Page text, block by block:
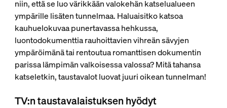
niin, että se luo värikkään valokehän katselualueen
ympärille lisäten tunnelmaa. Haluaisitko katsoa
kauhuelokuvaa punertavassa hehkussa,
luontodokumenttia rauhoittavien vihreän sävyjen
ympäröimänä tai rentoutua romanttisen dokumentin
parissa lämpimän valkoisessa valossa? Mitä tahansa
katseletkin, taustavalot luovat juuri oikean tunnelman!
TV:n taustavalaistuksen hyödyt